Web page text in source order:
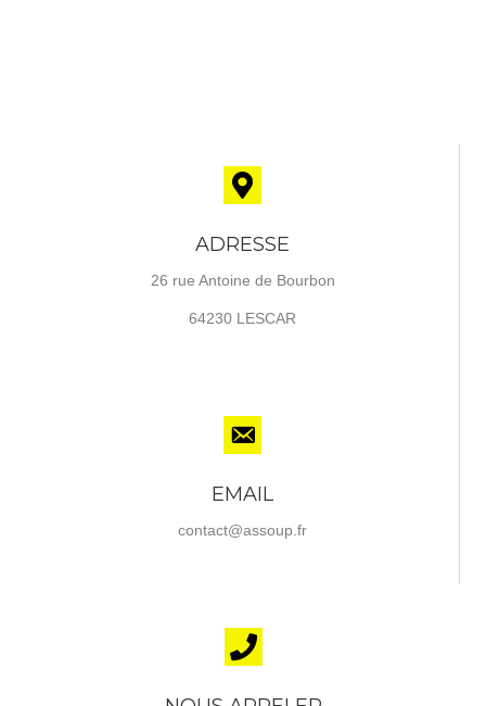
ADRESSE
26 rue Antoine de Bourbon
64230 LESCAR
EMAIL
contact@assoup.fr